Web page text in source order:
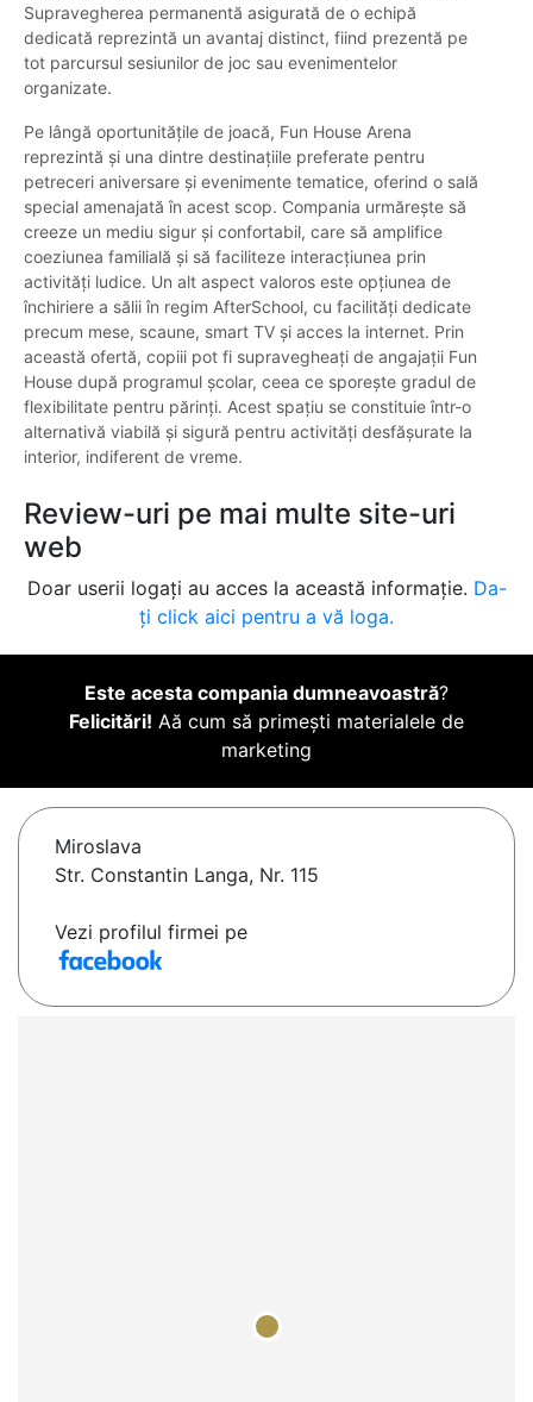
Supravegherea permanentă asigurată de o echipă
dedicată reprezintă un avantaj distinct, fiind prezentă pe
tot parcursul sesiunilor de joc sau evenimentelor
organizate.
Pe lângă oportunitățile de joacă, Fun House Arena
reprezintă și una dintre destinațiile preferate pentru
petreceri aniversare și evenimente tematice, oferind o sală
special amenajată în acest scop. Compania urmărește să
creeze un mediu sigur și confortabil, care să amplifice
coeziunea familială și să faciliteze interacțiunea prin
activități ludice. Un alt aspect valoros este opțiunea de
închiriere a sălii în regim AfterSchool, cu facilități dedicate
precum mese, scaune, smart TV și acces la internet. Prin
această ofertă, copiii pot fi supravegheați de angajații Fun
House după programul școlar, ceea ce sporește gradul de
flexibilitate pentru părinți. Acest spațiu se constituie într-o
alternativă viabilă și sigură pentru activități desfășurate la
interior, indiferent de vreme.
Review-uri pe mai multe site-uri
web
Doar userii logați au acces la această informație. Da-
ți click aici pentru a vă loga.
Este acesta compania dumneavoastră?
Felicitări! Aă cum să primești materialele de
marketing
Miroslava
Str. Constantin Langa, Nr. 115
Vezi profilul firmei pe